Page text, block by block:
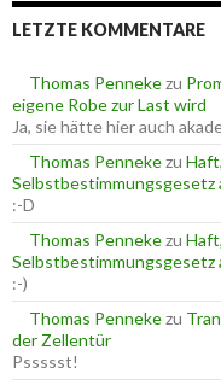
n
e
n
c
h
:
LETZTE KOMMENTARE
Thomas Pennekezu
eigene Robe zur Last wird
Ja, sie hätte hier auch
Thomas Pennekezu
:-D
Thomas Pennekezu
:-)
Thomas Pennekezu
der Zellentür
Pssssst!